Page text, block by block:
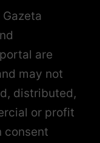
are
may not
distributed,
or profit
consent